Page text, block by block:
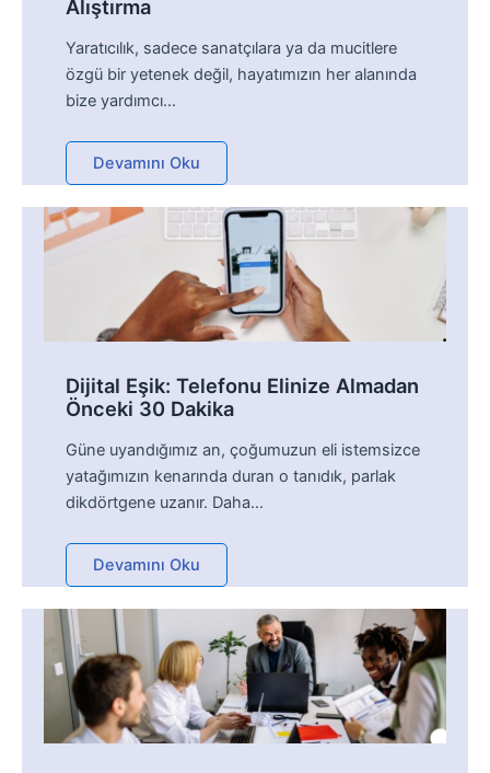
Alıştırma
Yaratıcılık, sadece sanatçılara ya da mucitlere
özgü bir yetenek değil, hayatımızın her alanında
bize yardımcı…
Devamını Oku
Dijital Eşik: Telefonu Elinize Almadan
Önceki 30 Dakika
Güne uyandığımız an, çoğumuzun eli istemsizce
yatağımızın kenarında duran o tanıdık, parlak
dikdörtgene uzanır. Daha…
Devamını Oku